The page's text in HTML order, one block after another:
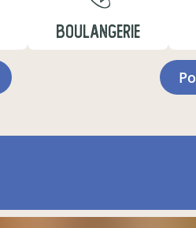
BOULANGERIE